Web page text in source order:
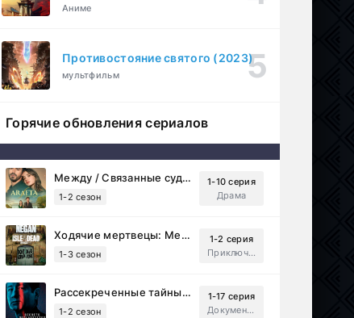
Аниме
Противостояние святого (2023)
мультфильм
Горячие обновления сериалов
Между / Связанные судьбой (2025)
1-2 сезон
1-10 серия
Драма
Ходячие мертвецы: Мертвый город (2023)
1-3 сезон
1-2 серия
Приключения, Ужасы, Триллер
Рассекреченные тайны с Дэвидом Духовны (2025)
1-2 сезон
1-17 серия
Документальный, Исторический, Sci-Fi